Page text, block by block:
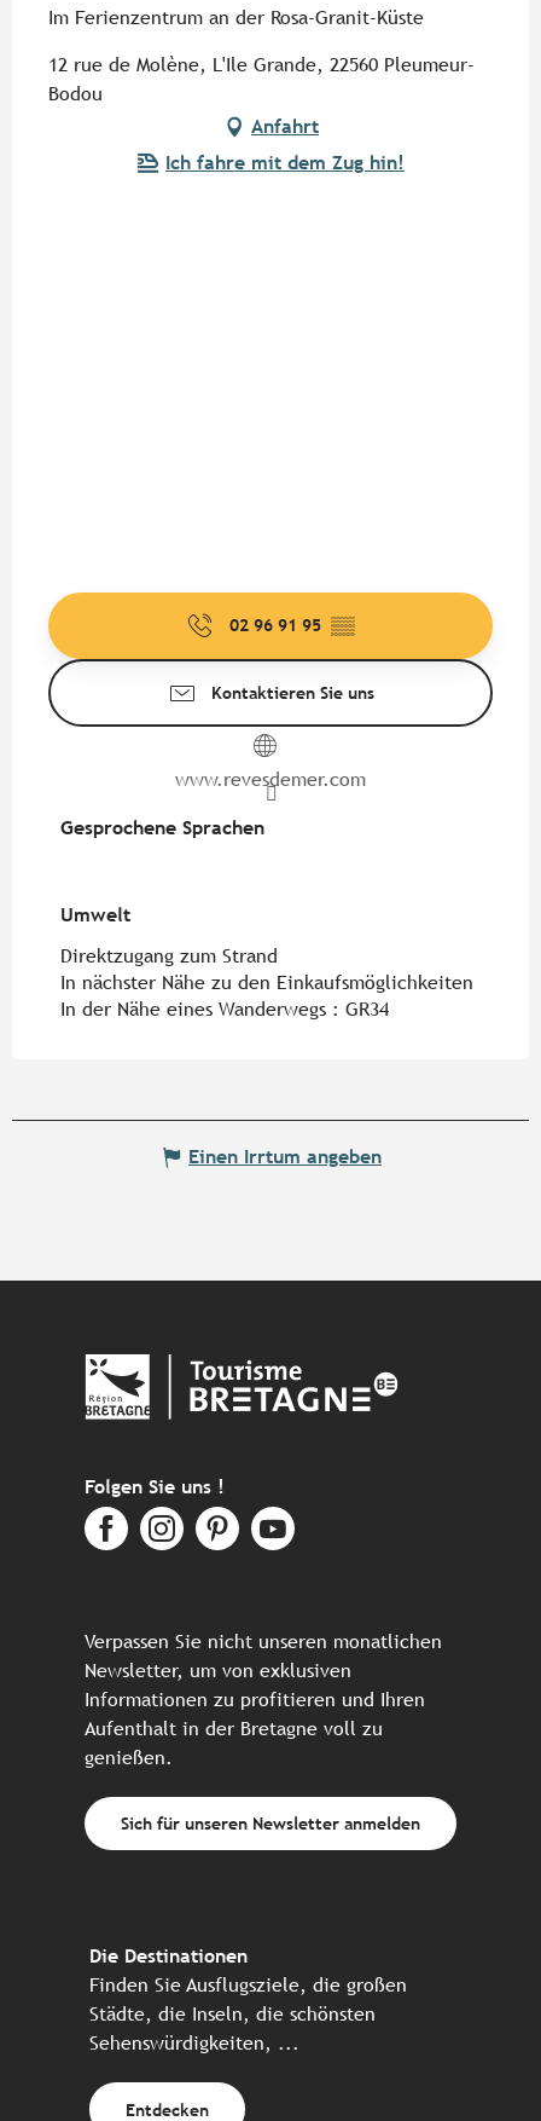
Im Ferienzentrum an der Rosa-Granit-Küste
12 rue de Molène, L'Ile Grande, 22560 Pleumeur-
Bodou
Anfahrt
Ich fahre mit dem Zug hin!
02 96 91 95 ▒▒
Kontaktieren Sie uns
www.revesdemer.com
Gesprochene Sprachen
Gesprochene Sprachen
Umwelt
Umwelt
Direktzugang zum Strand
In nächster Nähe zu den Einkaufsmöglichkeiten
In der Nähe eines Wanderwegs : GR34
Einen Irrtum angeben
Folgen Sie uns !
Verpassen Sie nicht unseren monatlichen
Newsletter, um von exklusiven
Informationen zu profitieren und Ihren
Aufenthalt in der Bretagne voll zu
genießen.
Sich für unseren Newsletter anmelden
Die Destinationen
Finden Sie Ausflugsziele, die großen
Städte, die Inseln, die schönsten
Sehenswürdigkeiten, ...
Entdecken